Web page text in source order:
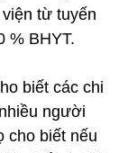
từ tuyến
% BHYT.
biết các chi
người
cho biết nếu